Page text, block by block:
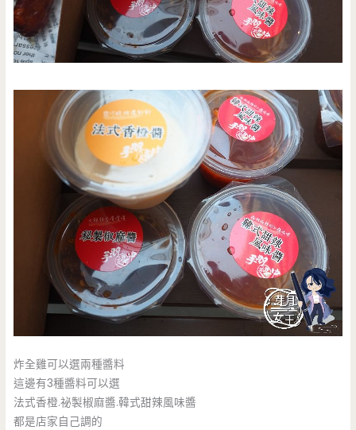
炸全雞可以選兩種醬料
這邊有3種醬料可以選
法式香橙.祕製椒麻醬.韓式甜辣風味醬
都是店家自己調的